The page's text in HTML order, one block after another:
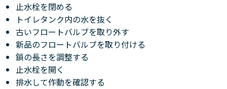
止水栓を閉める
トイレタンク内の水を抜く
古いフロートバルブを取り外す
新品のフロートバルブを取り付ける
鎖の長さを調整する
止水栓を開く
排水して作動を確認する